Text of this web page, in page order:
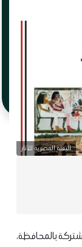
البعثة المصرية للآثار
بالمحافظة،